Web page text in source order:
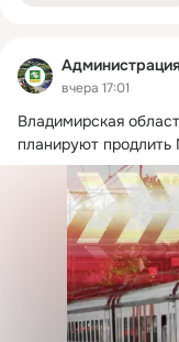
вчера 17:01
Владимирская
планируют